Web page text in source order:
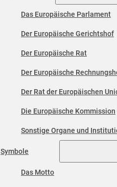
Das Europäische Parlament
Der Europäische Gerichtshof
Der Europäische Rat
Der Europäische
Der Rat der Europäischen
Die Europäische Kommission
Sonstige Organe und
Symbole
Das Motto